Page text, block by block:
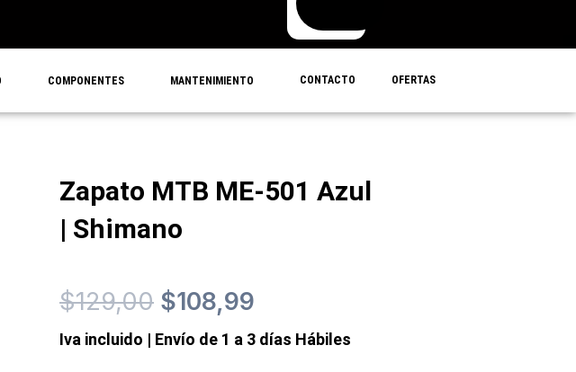
COMPONENTES MANTENIMIENTO CONTACTO OFERTAS
Zapato MTB ME-501 Azul
| Shimano
$129,00 El
precio
$108,99El
precio
Iva incluido | Envío de 1 a 3 días Hábiles